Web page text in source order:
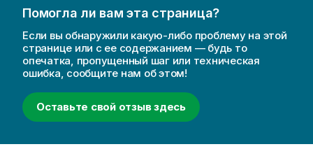
Помогла ли вам эта страница?
Если вы обнаружили какую-либо проблему на этой
странице или с ее содержанием — будь то
опечатка, пропущенный шаг или техническая
ошибка, сообщите нам об этом!
Оставьте свой отзыв здесь